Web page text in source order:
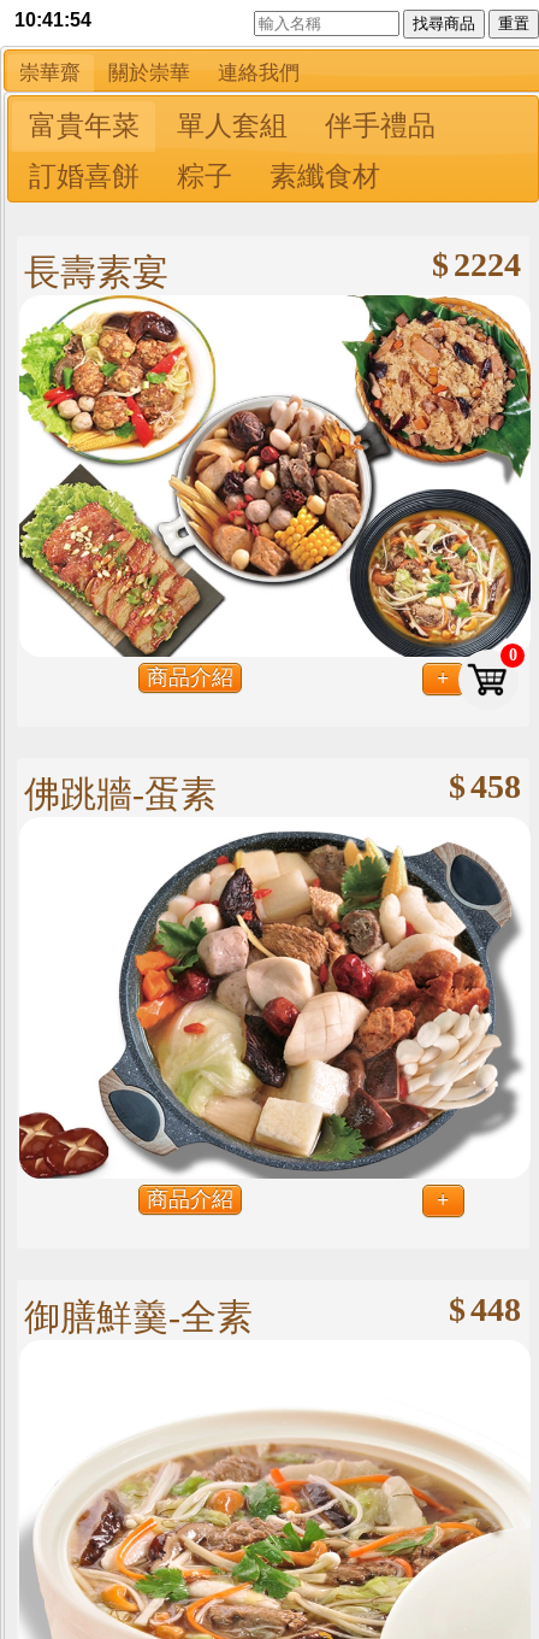
10:41:56 找尋商品 重置
0
崇華齋 關於崇華 連絡我們
富貴年菜 單人套組
伴手禮品
訂婚喜餅
粽子 素纖食材
長壽素宴
商品介紹 +
$2224
佛跳牆-蛋素
商品介紹 +
$458
御膳鮮羹-全素 $448